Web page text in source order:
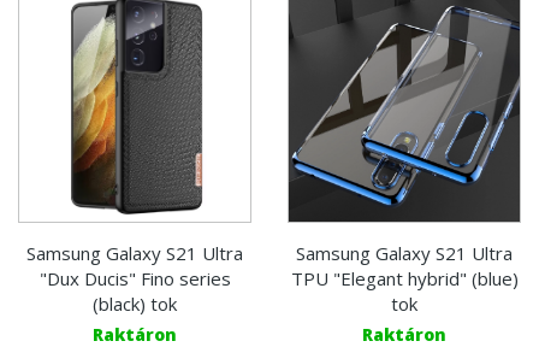
Samsung Galaxy S21 Ultra
"Dux Ducis" Fino series
(black) tok
Raktáron
Samsung Galaxy S21 Ultra
TPU "Elegant hybrid" (blue)
tok
Raktáron